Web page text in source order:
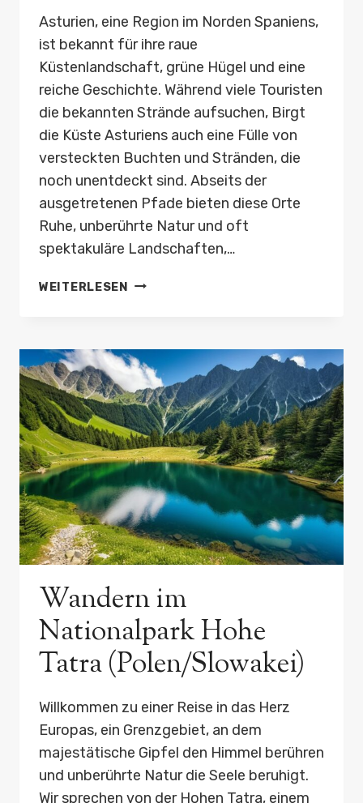
Asturien, eine Region im Norden Spaniens,
ist bekannt für ihre raue
Küstenlandschaft, grüne Hügel und eine
reiche Geschichte. Während viele Touristen
die bekannten Strände aufsuchen, Birgt
die Küste Asturiens auch eine Fülle von
versteckten Buchten und Stränden, die
noch unentdeckt sind. Abseits der
ausgetretenen Pfade bieten diese Orte
Ruhe, unberührte Natur und oft
spektakuläre Landschaften,…
WEITERLESEN
HIDDEN
STEILKÜSTEN
SURFERBAYS
Wandern im
Nationalpark Hohe
Tatra (Polen/Slowakei)
Willkommen zu einer Reise in das Herz
Europas, ein Grenzgebiet, an dem
majestätische Gipfel den Himmel berühren
und unberührte Natur die Seele beruhigt.
Wir sprechen von der Hohen Tatra, einem